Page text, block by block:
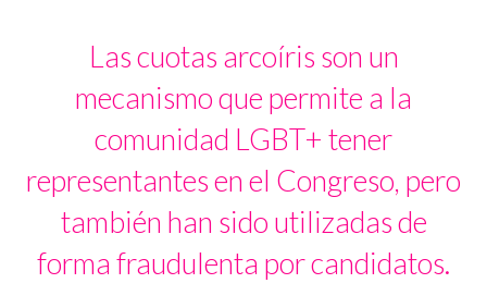
Las cuotas arcoíris son un
mecanismo que permite a la
comunidad LGBT+ tener
representantes en el Congreso, pero
también han sido utilizadas de
forma fraudulenta por candidatos.